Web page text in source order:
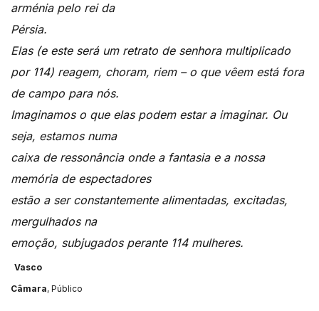
arménia pelo rei da
Pérsia.
Elas (e este será um retrato de senhora multiplicado
por 114) reagem, choram, riem – o que vêem está fora
de campo para nós.
Imaginamos o que elas podem estar a imaginar. Ou
seja, estamos numa
caixa de ressonância onde a fantasia e a nossa
memória de espectadores
estão a ser constantemente alimentadas, excitadas,
mergulhados na
emoção, subjugados perante 114 mulheres.
Vasco
Câmara, Público